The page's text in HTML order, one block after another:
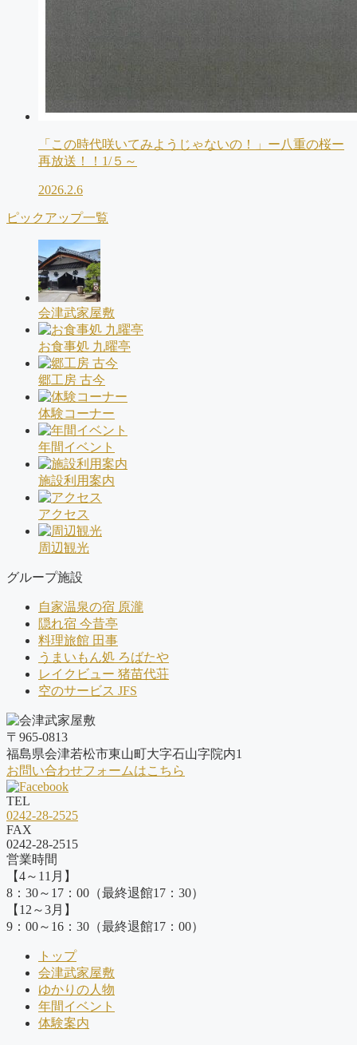
「この時代咲いてみようじゃないの！」ー八重の桜ー
再放送！！1/５～
2026.2.6
ピックアップ一覧
会津武家屋敷
お食事処 九曜亭
郷工房 古今
体験コーナー
年間イベント
施設利用案内
アクセス
周辺観光
グループ施設
自家温泉の宿 原瀧
隠れ宿 今昔亭
料理旅館 田事
うまいもん処 ろばたや
レイクビュー 猪苗代荘
空のサービス JFS
〒965-0813
福島県会津若松市東山町大字石山字院内1
お問い合わせフォームはこちら
TEL
0242-28-2525
FAX
0242-28-2515
営業時間
【4～11月】
8：30～17：00（最終退館17：30）
【12～3月】
9：00～16：30（最終退館17：00）
トップ
会津武家屋敷
ゆかりの人物
年間イベント
体験案内